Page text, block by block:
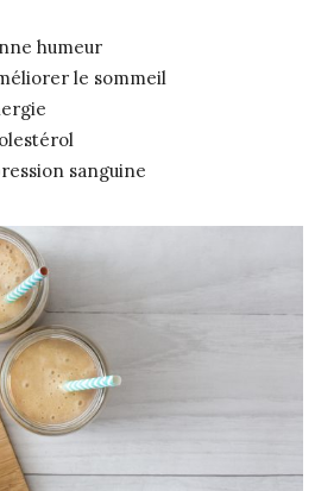
humeur
le sommeil
sanguine